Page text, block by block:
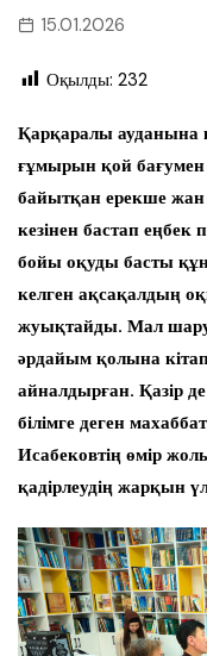
15.01.2026
Оқылды: 232
Қарқаралы ауданына
ғұмырын қой бағумен
байытқан ерекше
кезінен бастап еңбек
бойы оқуды басты
келген ақсақалдың
жуықтайды. Мал
әрдайым қолына
айналдырған. Қазір
білімге деген
Исабековтің өмір
қадірлеудің жарқын